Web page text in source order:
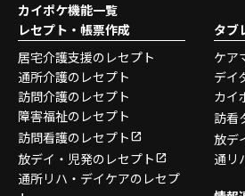
カイポケ機能一覧
レセプト・帳票作成
居宅介護支援のレセプト
通所介護のレセプト
訪問介護のレセプト
障害福祉のレセプト
訪問看護のレセプト
放デイ・児発のレセプト
通所リハ・デイケアのレセプ
タブ
ケア
デイ
カイ
訪看
放デ
通リ